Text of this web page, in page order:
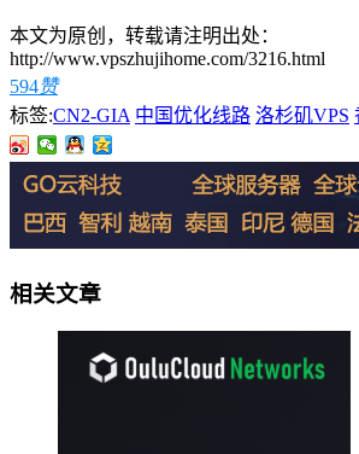
本文为原创，转载请注明出处：
http://www.vpszhujihome.com/3216.html
594赞
标签:CN2-GIA 中国优化线路 洛杉矶VPS
相关文章